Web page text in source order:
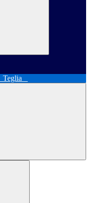
Teglia